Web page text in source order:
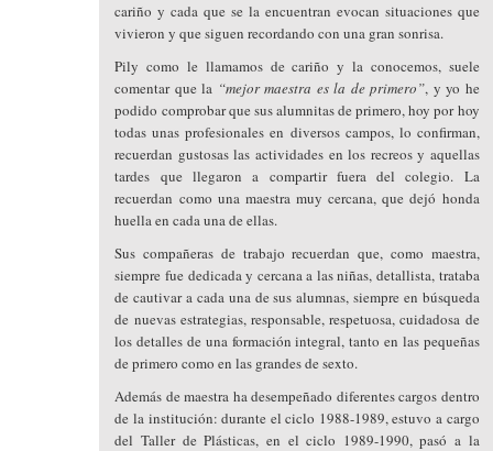
cariño y cada que se la encuentran evocan situaciones que
vivieron y que siguen recordando con una gran sonrisa.
Pily como le llamamos de cariño y la conocemos, suele
comentar que la “mejor maestra es la de primero”, y yo he
podido comprobar que sus alumnitas de primero, hoy por hoy
todas unas profesionales en diversos campos, lo confirman,
recuerdan gustosas las actividades en los recreos y aquellas
tardes que llegaron a compartir fuera del colegio. La
recuerdan como una maestra muy cercana, que dejó honda
huella en cada una de ellas.
Sus compañeras de trabajo recuerdan que, como maestra,
siempre fue dedicada y cercana a las niñas, detallista, trataba
de cautivar a cada una de sus alumnas, siempre en búsqueda
de nuevas estrategias, responsable, respetuosa, cuidadosa de
los detalles de una formación integral, tanto en las pequeñas
de primero como en las grandes de sexto.
Además de maestra ha desempeñado diferentes cargos dentro
de la institución: durante el ciclo 1988-1989, estuvo a cargo
del Taller de Plásticas, en el ciclo 1989-1990, pasó a la